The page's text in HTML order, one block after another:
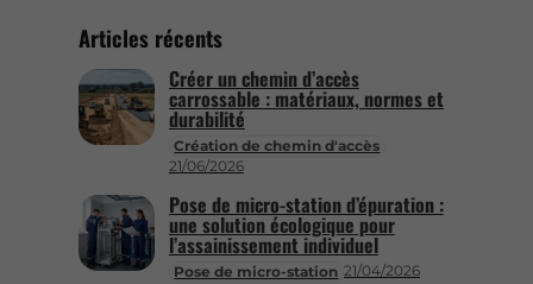
Articles récents
Création de chemin d'accès
21/06/2026
Créer un chemin d’accès
carrossable : matériaux, normes et
durabilité
Pose de micro-station 21/04/2026
Pose de micro-station d’épuration :
une solution écologique pour
l’assainissement individuel